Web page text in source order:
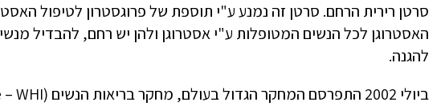
סרטן רירית הרחם. סרטן זה נמנע ע"י תוספת של פרוגסטרון לטיפול
האסטרוגן לכל הנשים המטופלות ע"י אסטרוגן ולהן יש רחם, להבדיל
להגנה.